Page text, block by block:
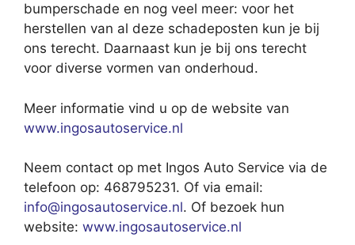
bumperschade en nog veel meer: voor het
herstellen van al deze schadeposten kun je bij
ons terecht. Daarnaast kun je bij ons terecht
voor diverse vormen van onderhoud.
Meer informatie vind u op de website van
www.ingosautoservice.nl
Neem contact op met Ingos Auto Service via de
telefoon op: 468795231. Of via email:
info@ingosautoservice.nl. Of bezoek hun
website: www.ingosautoservice.nl